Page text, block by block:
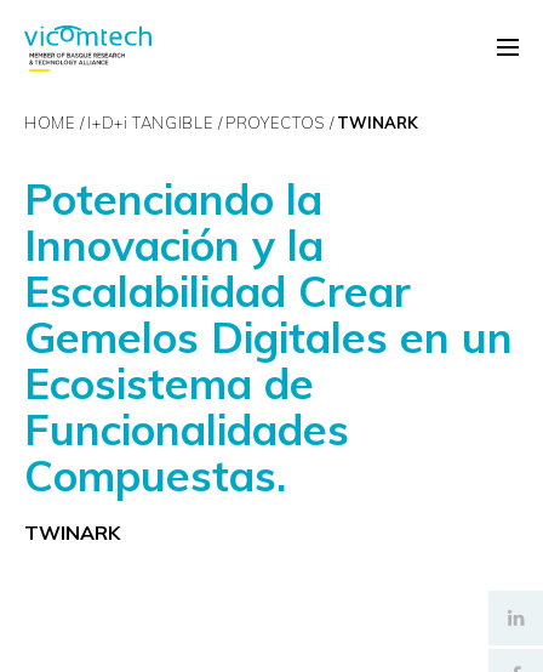
HOME I+D+i TANGIBLE PROYECTOS TWINARK
Potenciando la
Innovación y la
Escalabilidad Crear
Gemelos Digitales en un
Ecosistema de
Funcionalidades
Compuestas.
TWINARK